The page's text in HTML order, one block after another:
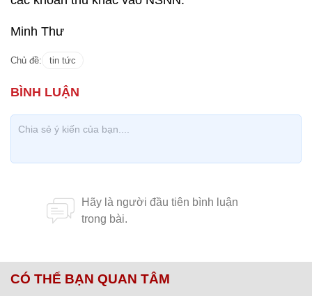
Minh Thư
Chủ đề: tin tức
CÓ THỂ BẠN QUAN TÂM